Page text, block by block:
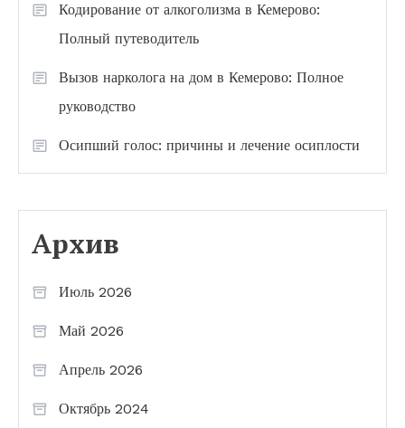
Кодирование от алкоголизма в Кемерово:
Полный путеводитель
Вызов нарколога на дом в Кемерово: Полное
руководство
Осипший голос: причины и лечение осиплости
Архив
Июль 2026
Май 2026
Апрель 2026
Октябрь 2024